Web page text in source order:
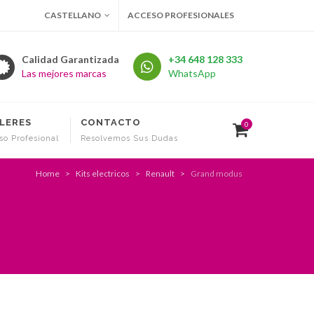
CASTELLANO ACCESO PROFESIONALES
Calidad Garantizada
Las mejores marcas
+34 648 128 333
WhatsApp
Profesional
CONTACTO
Resolvemos Sus Dudas
0
Home Kits electricos Renault Grand modus